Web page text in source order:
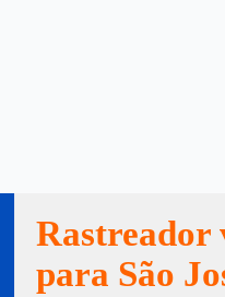
Rastreador
para São